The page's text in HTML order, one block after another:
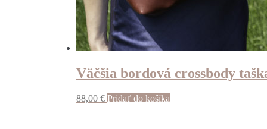
Väčšia bordová crossbody
88,00 € Pridať do košíka